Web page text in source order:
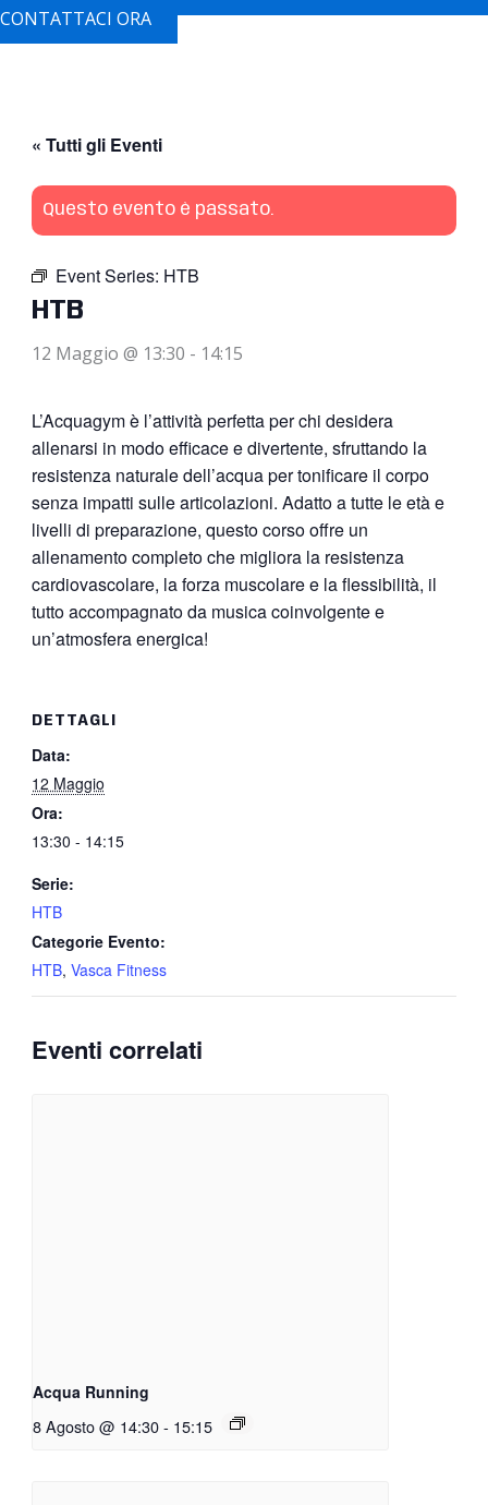
CONTATTACI ORA
« Tutti gli Eventi
Questo evento è passato.
Event Series: HTB
HTB
12 Maggio @ 13:30 - 14:15
L’Acquagym è l’attività perfetta per chi desidera
allenarsi in modo efficace e divertente, sfruttando la
resistenza naturale dell’acqua per tonificare il corpo
senza impatti sulle articolazioni. Adatto a tutte le età e
livelli di preparazione, questo corso offre un
allenamento completo che migliora la resistenza
cardiovascolare, la forza muscolare e la flessibilità, il
tutto accompagnato da musica coinvolgente e
un’atmosfera energica!
DETTAGLI
Data:
12 Maggio
Ora:
13:30 - 14:15
Serie:
HTB
Categorie Evento:
HTB, Vasca Fitness
Eventi correlati
Acqua Running
8 Agosto @ 14:30 - 15:15